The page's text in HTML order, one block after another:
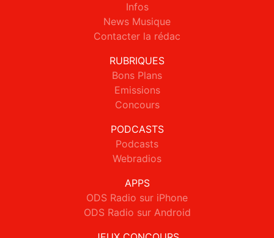
Infos
News Musique
Contacter la rédac
RUBRIQUES
Bons Plans
Emissions
Concours
PODCASTS
Podcasts
Webradios
APPS
ODS Radio sur iPhone
ODS Radio sur Android